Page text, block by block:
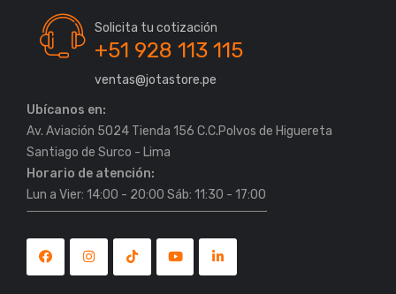
Solicita tu cotización
+51 928 113 115
ventas@jotastore.pe
Ubícanos en:
Av. Aviación 5024 Tienda 156 C.C.Polvos de Higuereta
Horario de atención:
Lun a Vier: 14:00 - 20:00 Sáb: 11:30 - 17:00